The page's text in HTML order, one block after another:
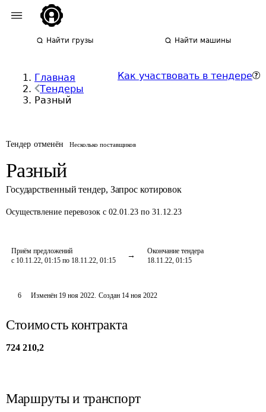
Найти грузы Найти машины
Главная
Тендеры
Разный
Как участвовать в тендере
Тендер отменён Несколько поставщиков
Разный
Государственный тендер, Запрос котировок
Осуществление перевозок с 02.01.23 по 31.12.23
Приём предложений
с 10.11.22, 01:15 по 18.11.22, 01:15
Окончание тендера
18.11.22, 01:15
6 Изменён 19 ноя 2022. Создан 14 ноя 2022
Стоимость контракта
724 210,2
Маршруты и транспорт